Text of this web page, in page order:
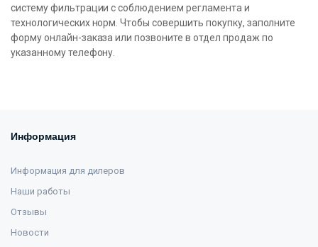
систему фильтрации с соблюдением регламента и
технологических норм. Чтобы совершить покупку, заполните
форму онлайн-заказа или позвоните в отдел продаж по
указанному телефону.
Информация
Информация для дилеров
Наши работы
Отзывы
Новости